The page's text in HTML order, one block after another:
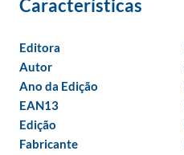
Editora
Autor
Ano da Edição
EAN13
Edição
Fabricante